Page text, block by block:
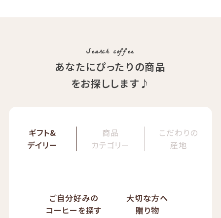
Search coffee
あなたにぴったりの商品
をお探しします♪
ギフト&
デイリー
商品
カテゴリー
こだわりの
産地
ご自分好みの
コーヒーを探す
大切な方へ
贈り物